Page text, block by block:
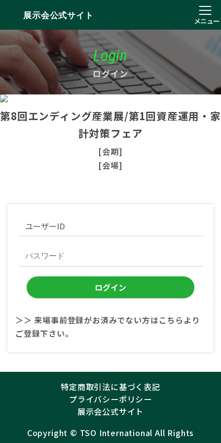
展示会公式サイト
メニュー
Login
ログイン
第8回エンディング産業展/第1回資産運用・家
計対策フェア
[会期]
[会場]
＞＞ 来場事前登録がお済みでない方はこちらより
ご登録下さい。
特定商取引法に基づく表記
プライバシーポリシー
展示会公式サイト
Copyright ©︎ TSO International All Rights